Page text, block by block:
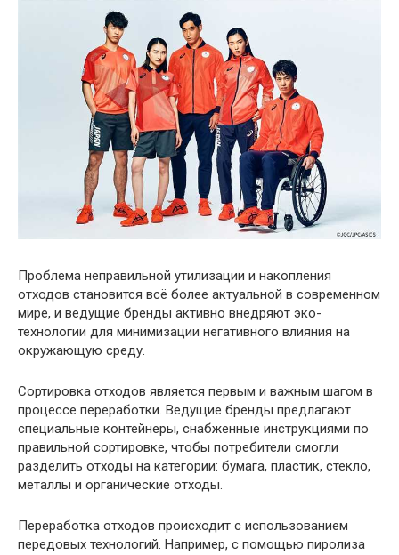
Проблема неправильной утилизации и накопления
отходов становится всё более актуальной в современном
мире, и ведущие бренды активно внедряют эко-
технологии для минимизации негативного влияния на
окружающую среду.
Сортировка отходов является первым и важным шагом в
процессе переработки. Ведущие бренды предлагают
специальные контейнеры, снабженные инструкциями по
правильной сортировке, чтобы потребители смогли
разделить отходы на категории: бумага, пластик, стекло,
металлы и органические отходы.
Переработка отходов происходит с использованием
передовых технологий. Например, с помощью пиролиза